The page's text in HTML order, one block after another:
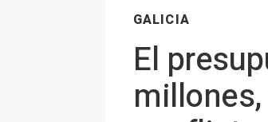
GALICIA
El